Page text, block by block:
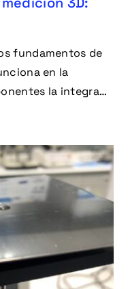
fundamentos de
en la
la integran,